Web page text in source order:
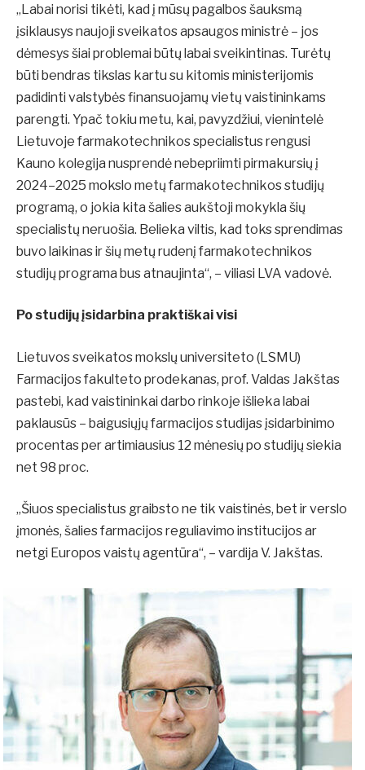
„Labai norisi tikėti, kad į mūsų pagalbos šauksmą
įsiklausys naujoji sveikatos apsaugos ministrė – jos
dėmesys šiai problemai būtų labai sveikintinas. Turėtų
būti bendras tikslas kartu su kitomis ministerijomis
padidinti valstybės finansuojamų vietų vaistininkams
parengti. Ypač tokiu metu, kai, pavyzdžiui, vienintelė
Lietuvoje farmakotechnikos specialistus rengusi
Kauno kolegija nusprendė nebepriimti pirmakursių į
2024–2025 mokslo metų farmakotechnikos studijų
programą, o jokia kita šalies aukštoji mokykla šių
specialistų neruošia. Belieka viltis, kad toks sprendimas
buvo laikinas ir šių metų rudenį farmakotechnikos
studijų programa bus atnaujinta“, – viliasi LVA vadovė.
Po studijų įsidarbina praktiškai visi
Lietuvos sveikatos mokslų universiteto (LSMU)
Farmacijos fakulteto prodekanas, prof. Valdas Jakštas
pastebi, kad vaistininkai darbo rinkoje išlieka labai
paklausūs – baigusiųjų farmacijos studijas įsidarbinimo
procentas per artimiausius 12 mėnesių po studijų siekia
net 98 proc.
„Šiuos specialistus graibsto ne tik vaistinės, bet ir verslo
įmonės, šalies farmacijos reguliavimo institucijos ar
netgi Europos vaistų agentūra“, – vardija V. Jakštas.